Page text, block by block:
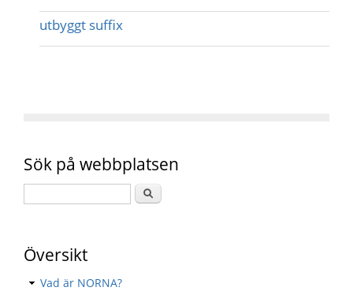
utbyggt suffix
Sök på webbplatsen
Översikt
Vad är NORNA?